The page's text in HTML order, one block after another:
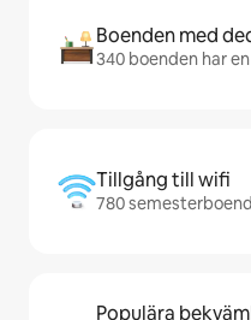
Boenden med
340 boenden har
Tillgång till wifi
780
Populära